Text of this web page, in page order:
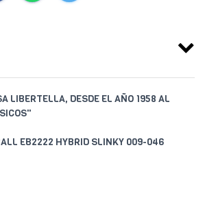
LIBERTELLA, DESDE EL AÑO 1958 AL
EB2222 HYBRID SLINKY 009-046